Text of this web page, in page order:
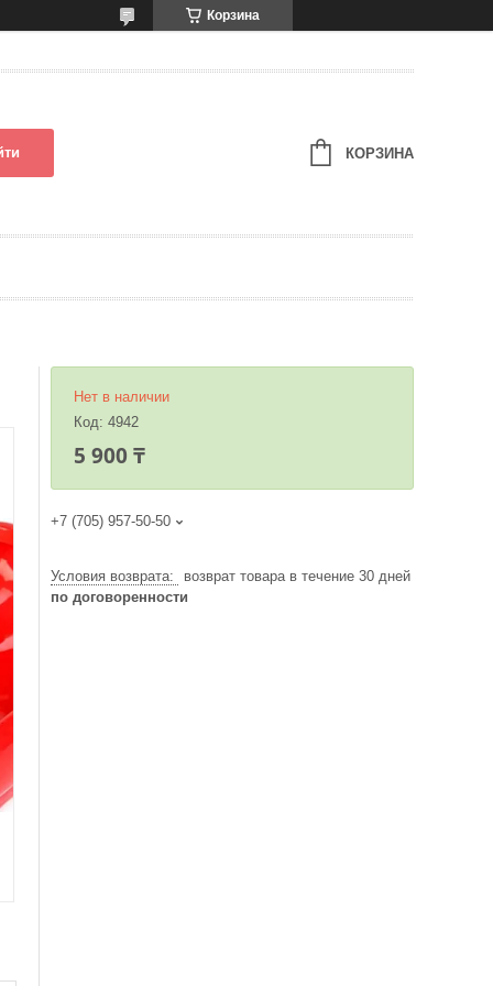
Корзина
КОРЗИНА
Нет в наличии
Код: 4942
5 900 ₸
+7 (705) 957-50-50
возврат товара в течение 30 дней
по договоренности